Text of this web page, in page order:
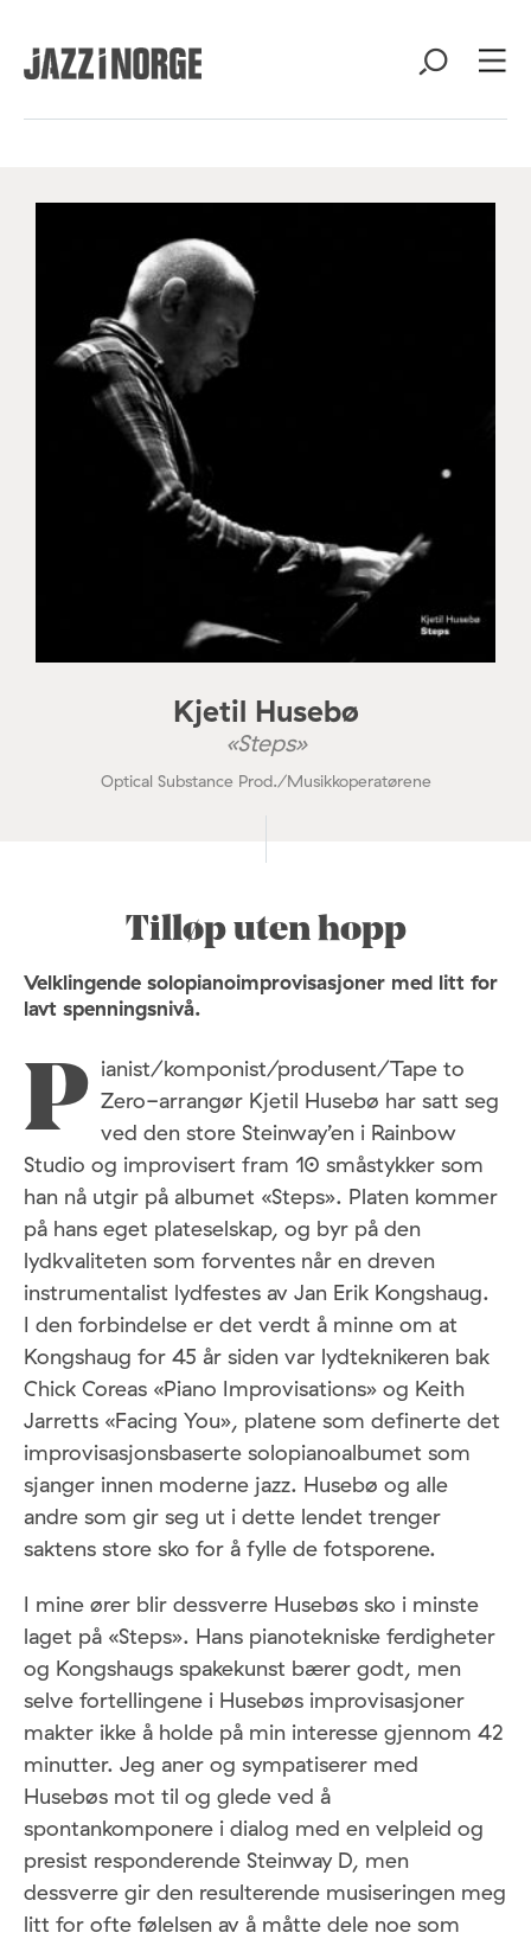
Kjetil Husebø
«Steps»
Optical Substance Prod./Musikkoperatørene
Tilløp uten hopp
Velklingende solopianoimprovisasjoner med litt for
lavt spenningsnivå.
P ianist/komponist/produsent/Tape to
Zero-arrangør Kjetil Husebø har satt seg
ved den store Steinway’en i Rainbow
Studio og improvisert fram 10 småstykker som
han nå utgir på albumet «Steps». Platen kommer
på hans eget plateselskap, og byr på den
lydkvaliteten som forventes når en dreven
instrumentalist lydfestes av Jan Erik Kongshaug.
I den forbindelse er det verdt å minne om at
Kongshaug for 45 år siden var lydteknikeren bak
Chick Coreas «Piano Improvisations» og Keith
Jarretts «Facing You», platene som definerte det
improvisasjonsbaserte solopianoalbumet som
sjanger innen moderne jazz. Husebø og alle
andre som gir seg ut i dette lendet trenger
saktens store sko for å fylle de fotsporene.
I mine ører blir dessverre Husebøs sko i minste
laget på «Steps». Hans pianotekniske ferdigheter
og Kongshaugs spakekunst bærer godt, men
selve fortellingene i Husebøs improvisasjoner
makter ikke å holde på min interesse gjennom 42
minutter. Jeg aner og sympatiserer med
Husebøs mot til og glede ved å
spontankomponere i dialog med en velpleid og
presist responderende Steinway D, men
dessverre gir den resulterende musiseringen meg
litt for ofte følelsen av å måtte dele noe som